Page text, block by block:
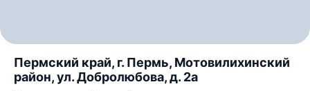
Пермский край, г. Пермь, Мотовилихинский
район, ул. Добролюбова, д. 2а